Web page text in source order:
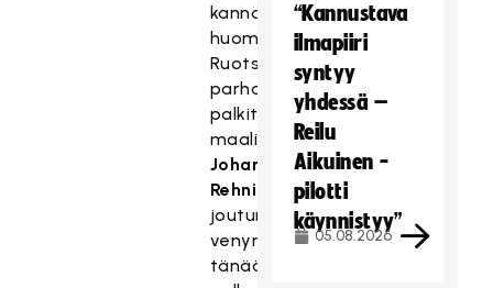
kannattaa
huomata
Ruotsin
parhaana
palkitun
maalivahti
Johan
Rehnin
joutuneen
venymään
tänään
“Kannustava
ilmapiiri
syntyy
yhdessä –
Reilu
Aikuinen -
pilotti
käynnistyy”
05.08.2026